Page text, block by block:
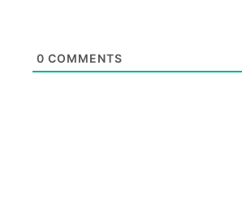
0 COMMENTS